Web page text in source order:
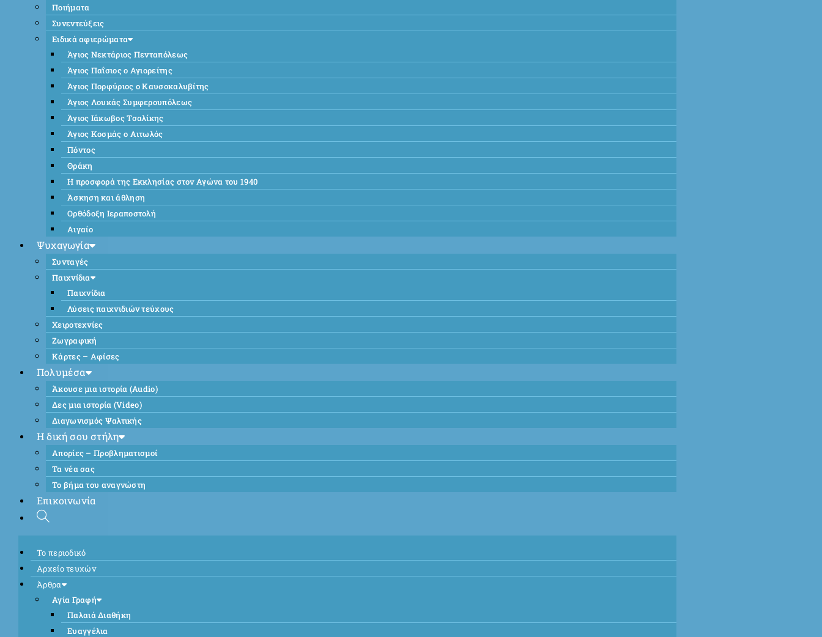
Ποιήματα
Συνεντεύξεις
Ειδικά αφιερώματα
Άγιος Νεκτάριος Πενταπόλεως
Άγιος Παΐσιος ο Αγιορείτης
Άγιος Πορφύριος ο Καυσοκαλυβίτης
Άγιος Λουκάς Συμφερουπόλεως
Άγιος Ιάκωβος Τσαλίκης
Άγιος Κοσμάς ο Αιτωλός
Πόντος
Θράκη
Η προσφορά της Εκκλησίας στον Αγώνα του 1940
Άσκηση και άθληση
Ορθόδοξη Ιεραποστολή
Αιγαίο
Ψυχαγωγία
Συνταγές
Παιχνίδια
Παιχνίδια
Λύσεις παιχνιδιών τεύχους
Χειροτεχνίες
Ζωγραφική
Κάρτες – Αφίσες
Πολυμέσα
Άκουσε μια ιστορία (Audio)
Δες μια ιστορία (Video)
Διαγωνισμός Ψαλτικής
Η δική σου στήλη
Απορίες – Προβληματισμοί
Τα νέα σας
Το βήμα του αναγνώστη
Επικοινωνία
Το περιοδικό
Αρχείο τευχών
Άρθρα
Αγία Γραφή
Παλαιά Διαθήκη
Ευαγγέλια